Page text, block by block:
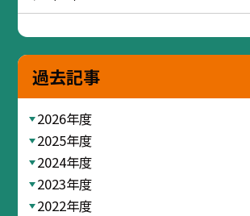
過去記事
2026年度
2025年度
2024年度
2023年度
2022年度